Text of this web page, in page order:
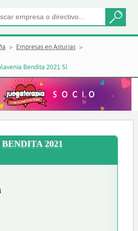
Empresas en Asturias
Bendita 2021 Sl
2021